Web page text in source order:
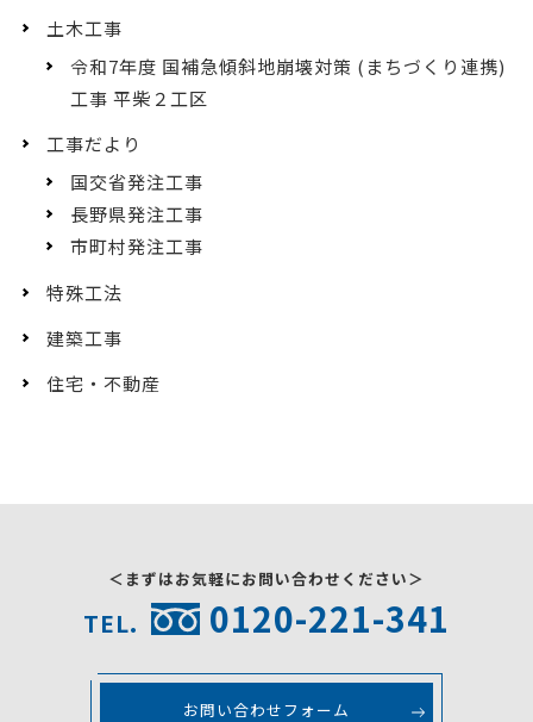
土木工事
令和7年度 国補急傾斜地崩壊対策 (まちづくり連携)
工事 平柴２工区
工事だより
国交省発注工事
長野県発注工事
市町村発注工事
特殊工法
建築工事
住宅・不動産
＜まずはお気軽にお問い合わせください＞
TEL. 0120-221-341
お問い合わせフォーム